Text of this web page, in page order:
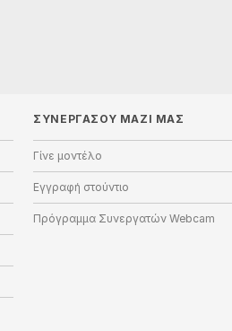
ΣΥΝΕΡΓΑΣΟΥ ΜΑΖΙ ΜΑΣ
Γίνε μοντέλο
Εγγραφή στούντιο
Πρόγραμμα Συνεργατών Webcam